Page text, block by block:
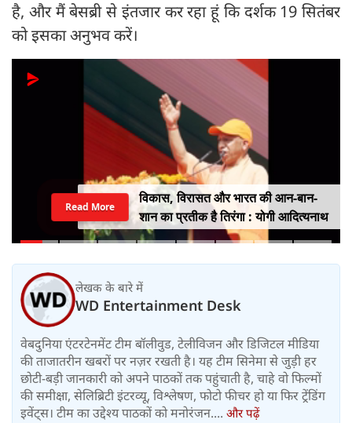
है, और मैं बेसब्री से इंतजार कर रहा हूं कि दर्शक 19 सितंबर
को इसका अनुभव करें।
विकास, विरासत और भारत की आन-बान-
शान का प्रतीक है तिरंगा : योगी आदित्यनाथ
Read More
लेखक के बारे में
WD Entertainment Desk
वेबदुनिया एंटरटेनमेंट टीम बॉलीवुड, टेलीविजन और डिजिटल मीडिया
की ताजातरीन खबरों पर नज़र रखती है। यह टीम सिनेमा से जुड़ी हर
छोटी-बड़ी जानकारी को अपने पाठकों तक पहुंचाती है, चाहे वो फिल्मों
की समीक्षा, सेलिब्रिटी इंटरव्यू, विश्लेषण, फोटो फीचर हो या फिर ट्रेंडिंग
इवेंट्स। टीम का उद्देश्य पाठकों को मनोरंजन.... और पढ़ें